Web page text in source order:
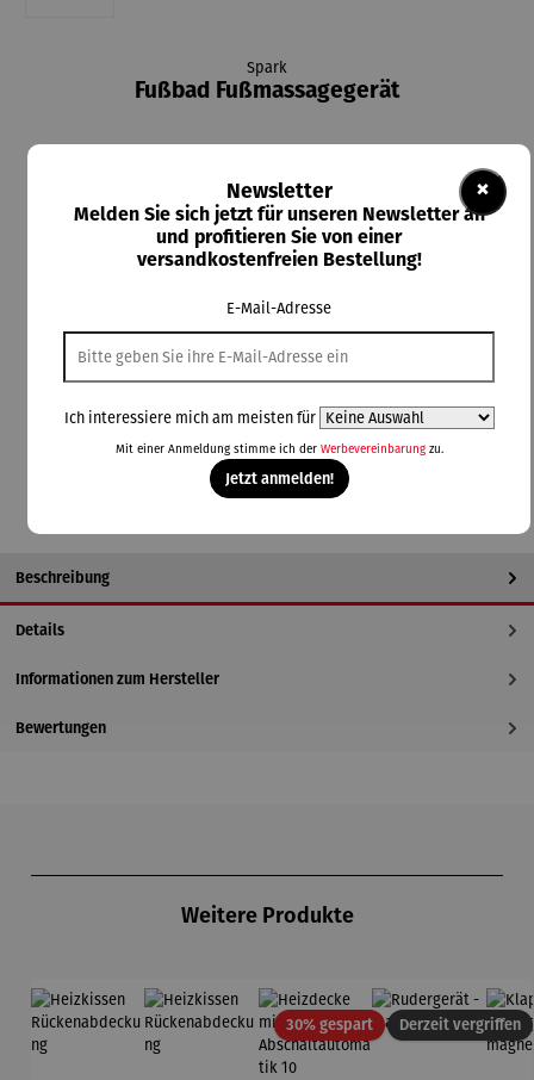
Spark
Fußbad Fußmassagegerät
Derzeit vergriffen
18% gespartRabatt
58,99 €
UVP
Nicht mehr verfügbar
Beschreibung
Details
Informationen zum Hersteller
Bewertungen
Weitere Produkte
30% gespartRabattDerzeit vergriffen
×
Newsletter
Melden Sie sich jetzt für unseren Newsletter an
und profitieren Sie von einer
versandkostenfreien Bestellung!
E-Mail-Adresse
Ich interessiere mich am meisten für
Mit einer Anmeldung stimme ich der Werbevereinbarungzu.
Jetzt anmelden!